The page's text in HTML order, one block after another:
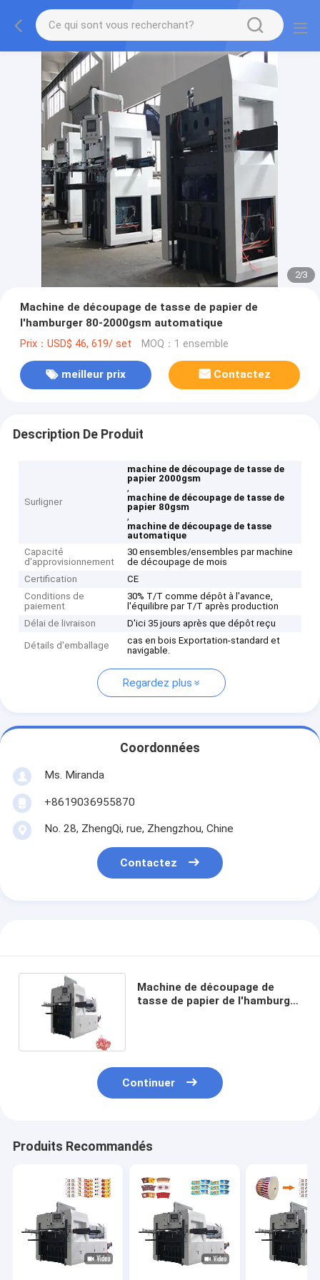
2/3
Machine de découpage de tasse de papier de
l'hamburger 80-2000gsm automatique
Prix：USD$ 46, 619/ set MOQ：1 ensemble
meilleur prix Contactez
Description De Produit
Surligner
machine de découpage de tasse de
papier 2000gsm
,
machine de découpage de tasse de
papier 80gsm
,
machine de découpage de tasse
automatique
Capacité
d'approvisionnement
30 ensembles/ensembles par machine
de découpage de mois
Certification
CE
Conditions de
paiement
30% T/T comme dépôt à l'avance,
l'équilibre par T/T après production
Délai de livraison
D'ici 35 jours après que dépôt reçu
Détails d'emballage
cas en bois Exportation-standard et
navigable.
Regardez plus
Coordonnées
Ms. Miranda
+8619036955870
No. 28, ZhengQi, rue, Zhengzhou, Chine
Contactez
Machine de découpage de
tasse de papier de l'hamburger
Continuer
Produits Recommandés